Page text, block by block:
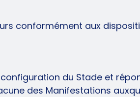
conformément aux
du Stade et
des Manifestations